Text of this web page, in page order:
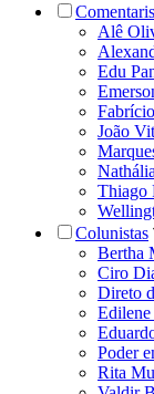
Alê
Edu
Fabrício
João
Thiago
Colunistas
Bertha
Ciro
Direto
Poder
Rita